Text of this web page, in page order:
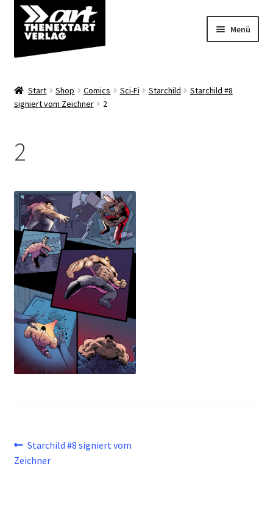
Zur
Navigation
springen
Zum
Inhalt
springen
Menü
Shop
Start Shop Comics Sci-Fi Starchild
Starchild #8
signiert vom Zeichner
2
2
Beitragsnavigation
Vorheriger
Beitrag:
Starchild #8 signiert vom
Zeichner